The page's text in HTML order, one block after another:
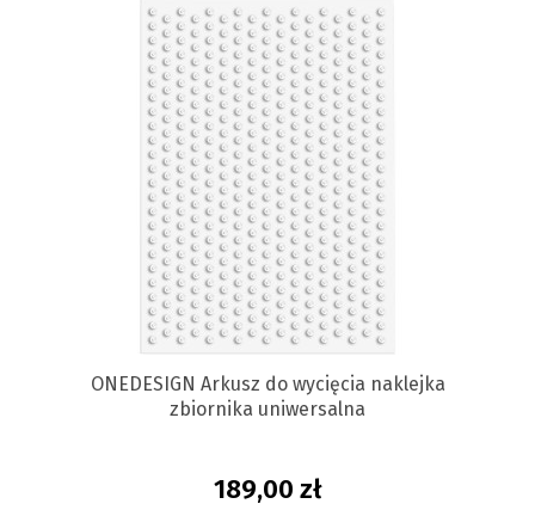
ONEDESIGN Arkusz do wycięcia naklejka
zbiornika uniwersalna
189,00 zł